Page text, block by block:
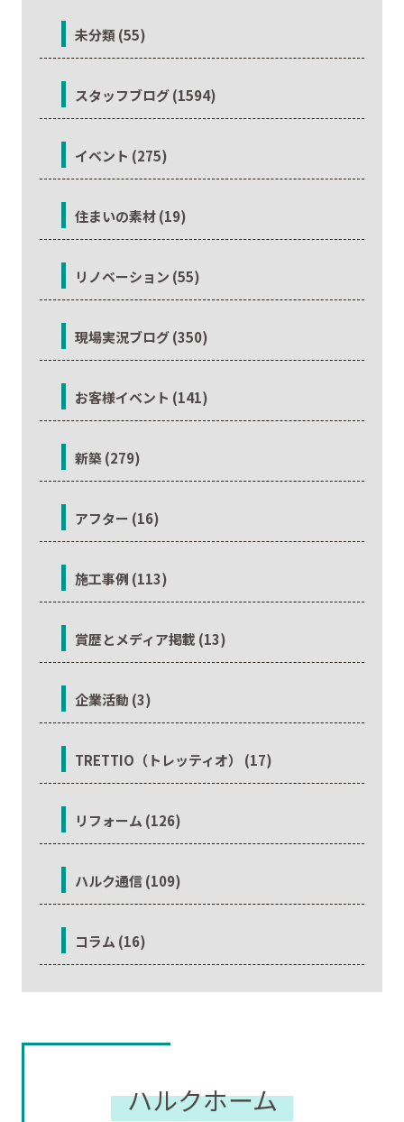
未分類 (55)
スタッフブログ (1594)
イベント (275)
住まいの素材 (19)
リノベーション (55)
現場実況ブログ (350)
お客様イベント (141)
新築 (279)
アフター (16)
施工事例 (113)
賞歴とメディア掲載 (13)
企業活動 (3)
TRETTIO（トレッティオ） (17)
リフォーム (126)
ハルク通信 (109)
コラム (16)
ハルクホーム